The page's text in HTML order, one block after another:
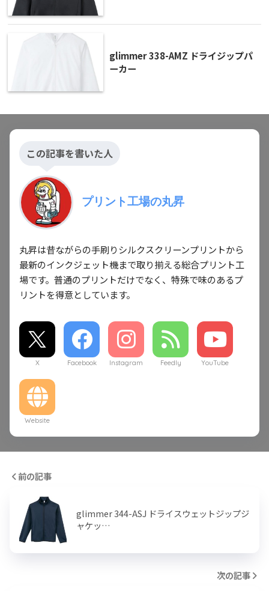
glimmer 338-AMZ ドライジップパ
ーカー
この記事を書いた人
プリント工場の丸昇
丸昇は昔ながらの手刷りシルクスクリーンプリントから
最新のインクジェット機まで取り揃える総合プリント工
場です。普通のプリントだけでなく、特殊で味のあるプ
リントを得意としています。
X Facebook Instagram Feedly YouTube
Website
前の記事
glimmer 344-ASJ ドライスウェットジップジ
ャケッ…
次の記事